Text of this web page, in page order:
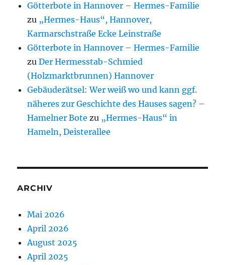
Götterbote in Hannover – Hermes-Familie
zu „Hermes-Haus“, Hannover,
Karmarschstraße Ecke Leinstraße
Götterbote in Hannover – Hermes-Familie
zuDer Hermesstab-Schmied
(Holzmarktbrunnen) Hannover
Gebäuderätsel: Wer weiß wo und kann ggf.
näheres zur Geschichte des Hauses sagen? –
Hamelner Bote zu „Hermes-Haus“ in
Hameln, Deisterallee
ARCHIV
Mai 2026
April 2026
August 2025
April 2025